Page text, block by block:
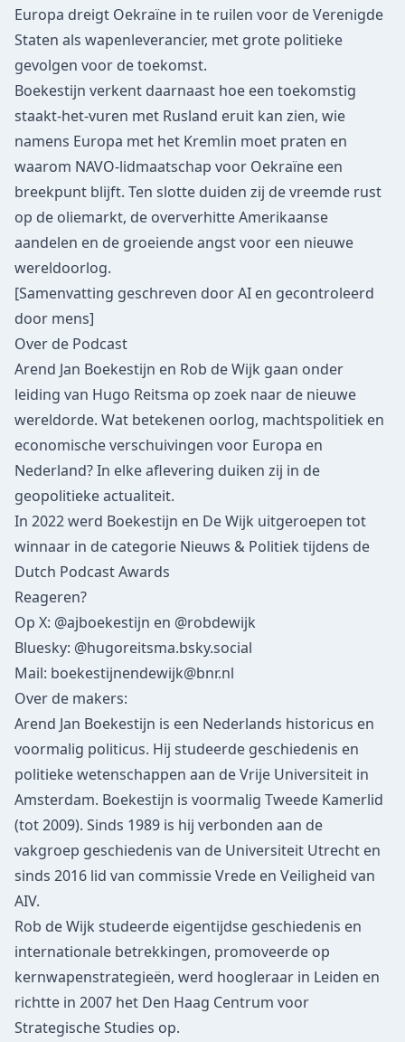
Europa dreigt Oekraïne in te ruilen voor de Verenigde
Staten als wapenleverancier, met grote politieke
gevolgen voor de toekomst.
Boekestijn verkent daarnaast hoe een toekomstig
staakt-het-vuren met Rusland eruit kan zien, wie
namens Europa met het Kremlin moet praten en
waarom NAVO-lidmaatschap voor Oekraïne een
breekpunt blijft. Ten slotte duiden zij de vreemde rust
op de oliemarkt, de oververhitte Amerikaanse
aandelen en de groeiende angst voor een nieuwe
wereldoorlog.
[Samenvatting geschreven door AI en gecontroleerd
door mens]
Over de Podcast
Arend Jan Boekestijn en Rob de Wijk gaan onder
leiding van Hugo Reitsma op zoek naar de nieuwe
wereldorde. Wat betekenen oorlog, machtspolitiek en
economische verschuivingen voor Europa en
Nederland? In elke aflevering duiken zij in de
geopolitieke actualiteit.
In 2022 werd Boekestijn en De Wijk uitgeroepen tot
winnaar in de categorie Nieuws & Politiek tijdens de
Dutch Podcast Awards
Reageren?
Op X: @ajboekestijn en @robdewijk
Bluesky: @hugoreitsma.bsky.social
Mail: boekestijnendewijk@bnr.nl
Over de makers:
Arend Jan Boekestijn is een Nederlands historicus en
voormalig politicus. Hij studeerde geschiedenis en
politieke wetenschappen aan de Vrije Universiteit in
Amsterdam. Boekestijn is voormalig Tweede Kamerlid
(tot 2009). Sinds 1989 is hij verbonden aan de
vakgroep geschiedenis van de Universiteit Utrecht en
sinds 2016 lid van commissie Vrede en Veiligheid van
AIV.
Rob de Wijk studeerde eigentijdse geschiedenis en
internationale betrekkingen, promoveerde op
kernwapenstrategieën, werd hoogleraar in Leiden en
richtte in 2007 het Den Haag Centrum voor
Strategische Studies op.